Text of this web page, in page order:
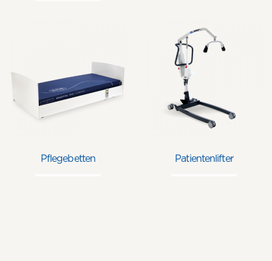
Pflegebetten Patientenlifter